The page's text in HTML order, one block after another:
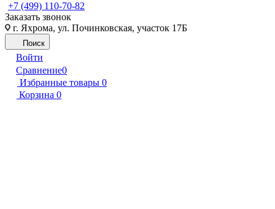
+7 (499) 110-70-82
Заказать звонок
г. Яхрома, ул. Починковская, участок 17Б
Поиск
Войти
Сравнение0
Избранные товары 0
Корзина 0